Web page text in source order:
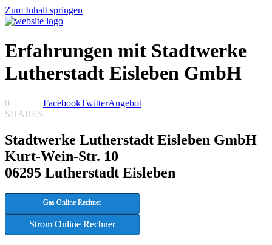
Zum Inhalt springen
Erfahrungen mit Stadtwerke
Lutherstadt Eisleben GmbH
0
SHARES
FacebookTwitterAngebot
Stadtwerke Lutherstadt Eisleben GmbH
Kurt-Wein-Str. 10
06295 Lutherstadt Eisleben
Gas Online Rechner
Strom Online Rechner